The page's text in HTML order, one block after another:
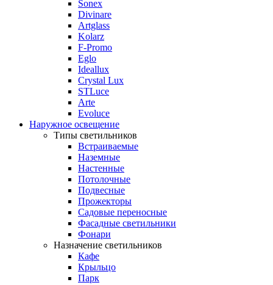
Sonex
Divinare
Artglass
Kolarz
F-Promo
Eglo
Ideallux
Crystal Lux
STLuce
Arte
Evoluce
Наружное освещение
Типы светильников
Встраиваемые
Наземные
Настенные
Потолочные
Подвесные
Прожекторы
Садовые переносные
Фасадные светильники
Фонари
Назначение светильников
Кафе
Крыльцо
Парк